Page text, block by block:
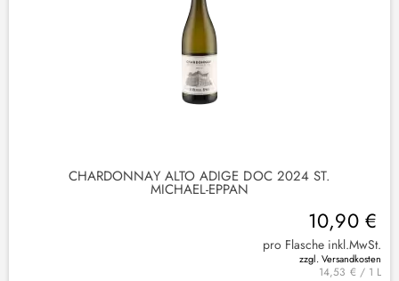
CHARDONNAY ALTO ADIGE DOC 2024 ST.
MICHAEL-EPPAN
10,90 €
pro Flasche inkl.MwSt.
zzgl. Versandkosten
14,53 € / 1 L